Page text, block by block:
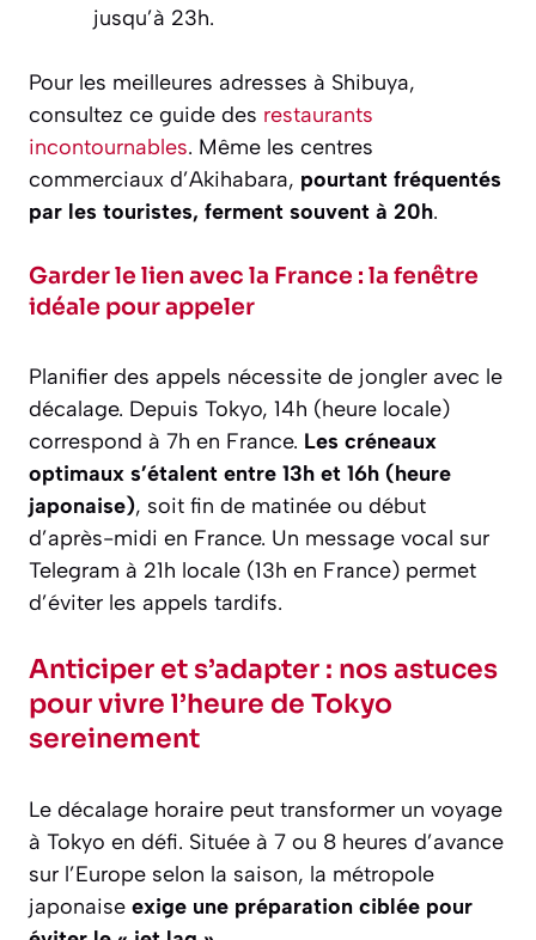
jusqu’à 23h.
Pour les meilleures adresses à Shibuya,
consultez ce guide des restaurants
incontournables. Même les centres
commerciaux d’Akihabara, pourtant fréquentés
par les touristes, ferment souvent à 20h.
Garder le lien avec la France : la fenêtre
idéale pour appeler
Planifier des appels nécessite de jongler avec le
décalage. Depuis Tokyo, 14h (heure locale)
correspond à 7h en France. Les créneaux
optimaux s’étalent entre 13h et 16h (heure
japonaise), soit fin de matinée ou début
d’après-midi en France. Un message vocal sur
Telegram à 21h locale (13h en France) permet
d’éviter les appels tardifs.
Anticiper et s’adapter : nos astuces
pour vivre l’heure de Tokyo
sereinement
Le décalage horaire peut transformer un voyage
à Tokyo en défi. Située à 7 ou 8 heures d’avance
sur l’Europe selon la saison, la métropole
japonaise exige une préparation ciblée pour